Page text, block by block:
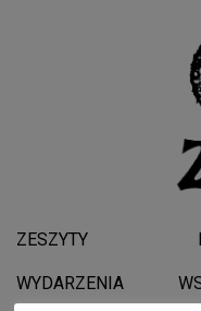
ZESZYTY
WYDARZENIA